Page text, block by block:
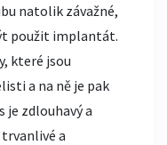
natolik závažné,
použit implantát.
které jsou
a na ně je pak
je zdlouhavý a
a